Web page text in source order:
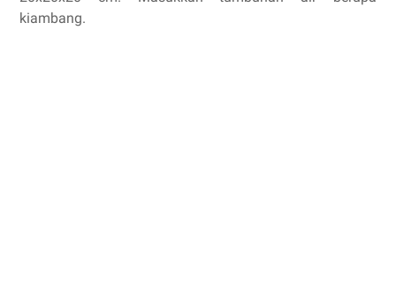
kiambang.